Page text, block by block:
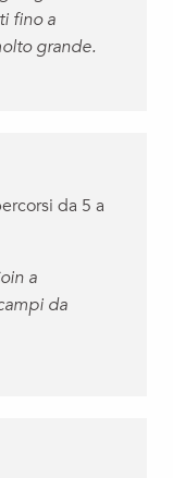
fino a
grande.
da 5 a
a
da